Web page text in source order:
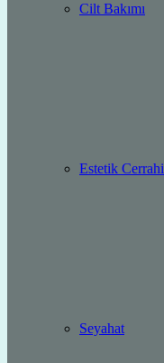
Cilt Bakımı
Estetik Cerrahi
Seyahat